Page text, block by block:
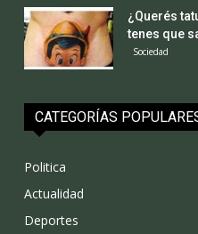
¿Querés
tenes que
Sociedad
CATEGORÍAS
Politica
Actualidad
Deportes